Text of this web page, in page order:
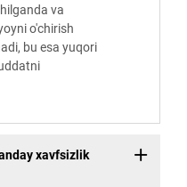
va
o'chirish
bu esa yuqori
xavfsizlik